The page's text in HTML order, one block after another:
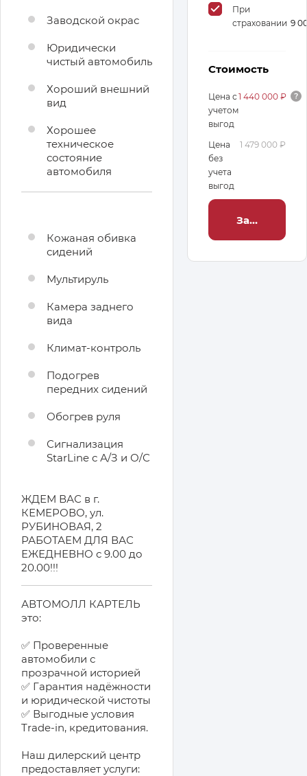
Заводской окрас
Юридически
чистый автомобиль
Хороший внешний
вид
Хорошее
техническое
состояние
автомобиля
Кожаная обивка
сидений
Мультируль
Камера заднего
вида
Климат-контроль
Подогрев
передних сидений
Обогрев руля
Сигнализация
StarLine с А/З и О/С
ЖДЕМ ВАС в г.
КЕМЕРОВО, ул.
РУБИНОВАЯ, 2
РАБОТАЕМ ДЛЯ ВАС
ЕЖЕДНЕВНО с 9.00 до
20.00!!!
АВТОМОЛЛ КАРТЕЛЬ
это:
✅ Проверенные
автомобили с
прозрачной историей
✅ Гарантия надёжности
и юридической чистоты
✅ Выгодные условия
Trade-in, кредитования.
Наш дилерский центр
предоставляет услуги:
При
страховании 9
Стоимость
Цена с
учетом
выгод
1 440 000 ₽
Цена
без
учета
выгод
1 479 000 ₽